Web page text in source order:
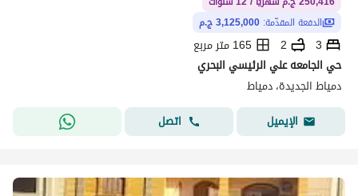
الدفعة المقدّمة: 3,125,000 ج.م
3
2
165 متر مربع
حي الجامعه علي الرئيسي البحري
دمياط الجديدة، دمياط
الإيميل
اتصل